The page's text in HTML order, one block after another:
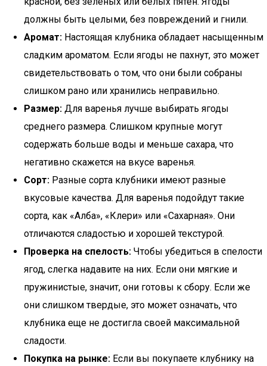
должны быть целыми, без повреждений и гнили.
Аромат: Настоящая клубника обладает насыщенным
сладким ароматом. Если ягоды не пахнут, это может
свидетельствовать о том, что они были собраны
слишком рано или хранились неправильно.
Размер: Для варенья лучше выбирать ягоды
среднего размера. Слишком крупные могут
содержать больше воды и меньше сахара, что
негативно скажется на вкусе варенья.
Сорт: Разные сорта клубники имеют разные
вкусовые качества. Для варенья подойдут такие
сорта, как «Алба», «Клери» или «Сахарная». Они
отличаются сладостью и хорошей текстурой.
Проверка на спелость: Чтобы убедиться в спелости
ягод, слегка надавите на них. Если они мягкие и
пружинистые, значит, они готовы к сбору. Если же
они слишком твердые, это может означать, что
клубника еще не достигла своей максимальной
сладости.
Покупка на рынке: Если вы покупаете клубнику на